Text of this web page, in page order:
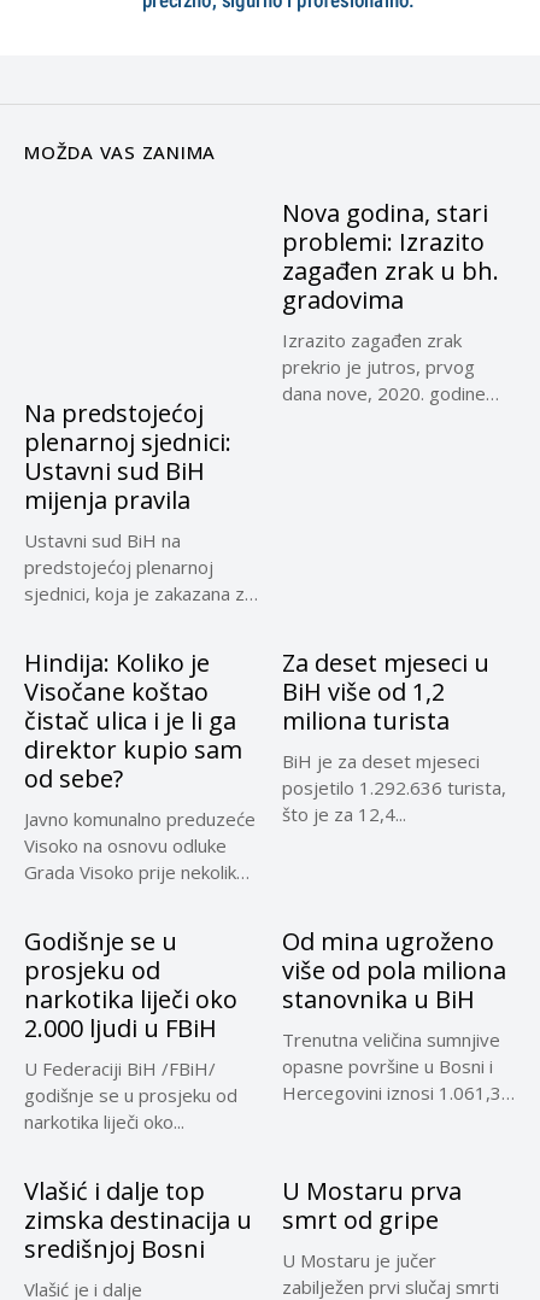
MOŽDA VAS ZANIMA
Na predstojećoj
plenarnoj sjednici:
Ustavni sud BiH
mijenja pravila
Ustavni sud BiH na
predstojećoj plenarnoj
sjednici, koja je zakazana za
Nova godina, stari
problemi: Izrazito
zagađen zrak u bh.
gradovima
Izrazito zagađen zrak
prekrio je jutros, prvog
dana nove, 2020. godine
Hindija: Koliko je
Visočane koštao
čistač ulica i je li ga
direktor kupio sam
od sebe?
Javno komunalno preduzeće
Visoko na osnovu odluke
Grada Visoko prije nekoliko
Za deset mjeseci u
BiH više od 1,2
miliona turista
BiH je za deset mjeseci
posjetilo 1.292.636 turista,
što je za 12,4...
Godišnje se u
prosjeku od
narkotika liječi oko
2.000 ljudi u FBiH
U Federaciji BiH /FBiH/
godišnje se u prosjeku od
narkotika liječi oko...
Od mina ugroženo
više od pola miliona
stanovnika u BiH
Trenutna veličina sumnjive
opasne površine u Bosni i
Hercegovini iznosi 1.061,32
Vlašić i dalje top
zimska destinacija u
središnjoj Bosni
Vlašić je i dalje
U Mostaru prva
smrt od gripe
U Mostaru je jučer
zabilježen prvi slučaj smrti